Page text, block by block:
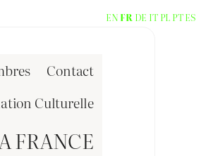
Contact
Culturelle
FRANCE
EN FR DE IT PL PTES